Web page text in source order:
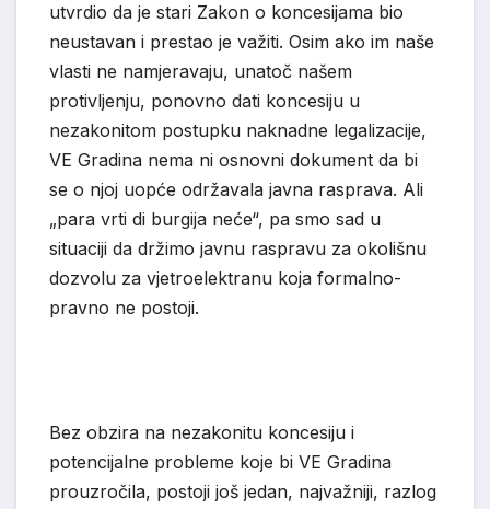
utvrdio da je stari Zakon o koncesijama bio
neustavan i prestao je važiti. Osim ako im naše
vlasti ne namjeravaju, unatoč našem
protivljenju, ponovno dati koncesiju u
nezakonitom postupku naknadne legalizacije,
VE Gradina nema ni osnovni dokument da bi
se o njoj uopće održavala javna rasprava. Ali
„para vrti di burgija neće“, pa smo sad u
situaciji da držimo javnu raspravu za okolišnu
dozvolu za vjetroelektranu koja formalno-
pravno ne postoji.
Bez obzira na nezakonitu koncesiju i
potencijalne probleme koje bi VE Gradina
prouzročila, postoji još jedan, najvažniji, razlog